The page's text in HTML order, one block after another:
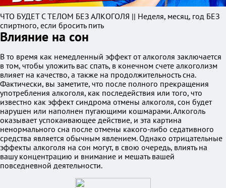
ЧТО БУДЕТ С ТЕЛОМ БЕЗ АЛКОГОЛЯ || Неделя, месяц, год БЕЗ
спиртного, если бросить пить
Влияние на сон
В то время как немедленный эффект от алкоголя заключается
в том, чтобы уложить вас спать, в конечном счете алкоголизм
влияет на качество, а также на продолжительность сна.
Фактически, вы заметите, что после полного прекращения
употребления алкоголя, как последействия или того, что
известно как эффект синдрома отмены алкоголя, сон будет
нарушен или наполнен пугающими кошмарами. Алкоголь
оказывает успокаивающее действие, и эта картина
ненормального сна после отмены какого-либо седативного
средства является обычным явлением. Однако отрицательные
эффекты алкоголя на сон могут, в свою очередь, влиять на
вашу концентрацию и внимание и мешать вашей
повседневной деятельности.